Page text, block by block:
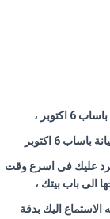
،
6 اكتوبر
عليك فى اسرع وقت
اليك بدقة